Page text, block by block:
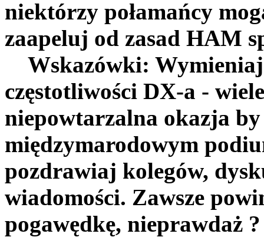
niektórzy połamańcy
zaapeluj od zasad HAM
Wskazówki:
częstotliwości DX-a -
niepowtarzalna okazja by
międzymarodowym
pozdrawiaj kolegów,
wiadomości. Zawsze
pogawędkę, nieprawdaż ?